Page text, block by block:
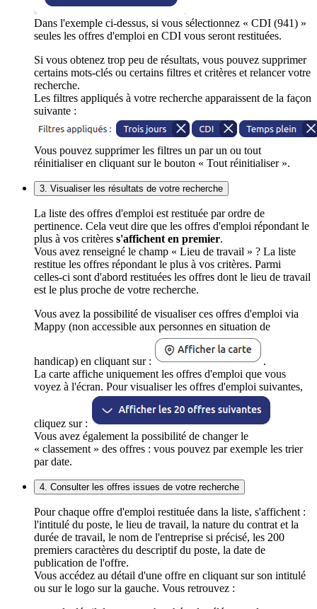
Dans l'exemple ci-dessus, si vous sélectionnez « CDI (941) »
seules les offres d'emploi en CDI vous seront restituées.
Si vous obtenez trop peu de résultats, vous pouvez supprimer
certains mots-clés ou certains filtres et critères et relancer votre
recherche.
Les filtres appliqués à votre recherche apparaissent de la façon
suivante :
Vous pouvez supprimer les filtres un par un ou tout
réinitialiser en cliquant sur le bouton « Tout réinitialiser ».
3. Visualiser les résultats de votre recherche
La liste des offres d'emploi est restituée par ordre de
pertinence. Cela veut dire que les offres d'emploi répondant le
plus à vos critères s'affichent en premier.
Vous avez renseigné le champ « Lieu de travail » ? La liste
restitue les offres répondant le plus à vos critères. Parmi
celles-ci sont d'abord restituées les offres dont le lieu de travail
est le plus proche de votre recherche.
Vous avez la possibilité de visualiser ces offres d'emploi via
Mappy (non accessible aux personnes en situation de
handicap) en cliquant sur :
.
La carte affiche uniquement les offres d'emploi que vous
voyez à l'écran. Pour visualiser les offres d'emploi suivantes,
cliquez sur :
Vous avez également la possibilité de changer le
« classement » des offres : vous pouvez par exemple les trier
par date.
4. Consulter les offres issues de votre recherche
Pour chaque offre d'emploi restituée dans la liste, s'affichent :
l'intitulé du poste, le lieu de travail, la nature du contrat et la
durée de travail, le nom de l'entreprise si précisé, les 200
premiers caractères du descriptif du poste, la date de
publication de l'offre.
Vous accédez au détail d'une offre en cliquant sur son intitulé
ou sur le logo sur la gauche. Vous retrouvez :